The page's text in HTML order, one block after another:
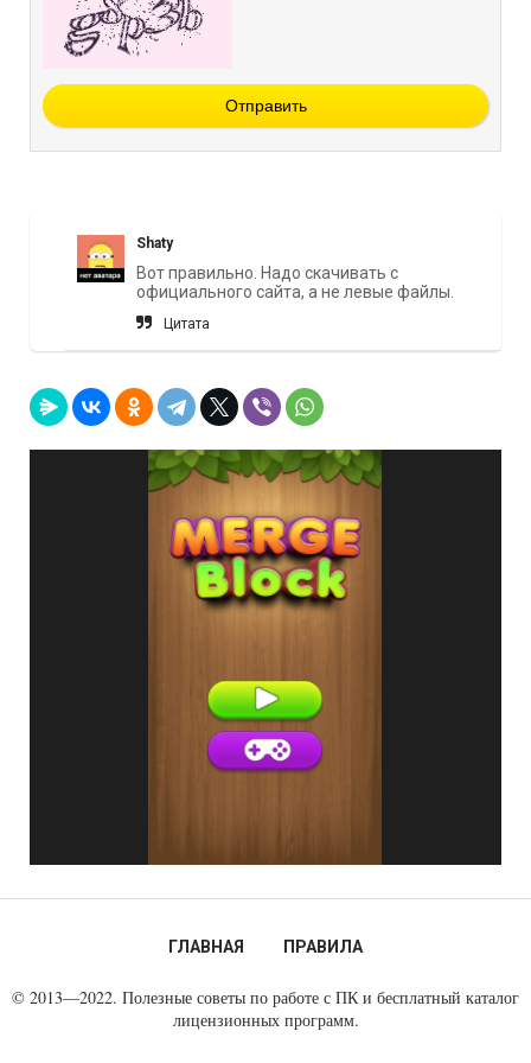
Отправить
Shaty
Вот правильно. Надо скачивать с
официального сайта, а не левые файлы.
Цитата
ГЛАВНАЯ ПРАВИЛА
© 2013—2022. Полезные советы по работе с ПК и бесплатный каталог
лицензионных программ.